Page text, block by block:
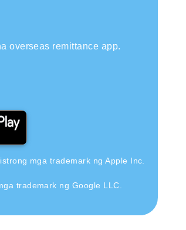
overseas remittance app.
mga trademark ng Apple Inc.
trademark ng Google LLC.